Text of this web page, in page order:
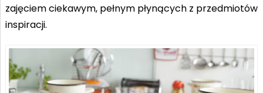
zajęciem ciekawym, pełnym płynących z przedmiotów
inspiracji.